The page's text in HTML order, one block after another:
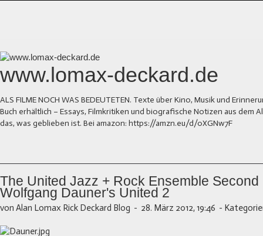
www.lomax-deckard.de
ALS FILME NOCH WAS BEDEUTETEN. Texte über Kino, Musik und
Buch erhältlich – Essays, Filmkritiken und biografische Notizen aus dem
das, was geblieben ist. Bei amazon: https://amzn.eu/d/0XGNw7F
The United Jazz + Rock Ensemble
Wolfgang Dauner's United 2
von Alan Lomax Rick Deckard Blog - 28. März 2012, 19:46 -